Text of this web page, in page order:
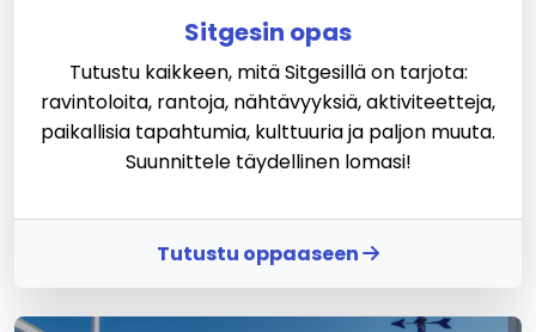
Sitgesin opas
Tutustu kaikkeen, mitä Sitgesillä on tarjota:
ravintoloita, rantoja, nähtävyyksiä, aktiviteetteja,
paikallisia tapahtumia, kulttuuria ja paljon muuta.
Suunnittele täydellinen lomasi!
Tutustu oppaaseen